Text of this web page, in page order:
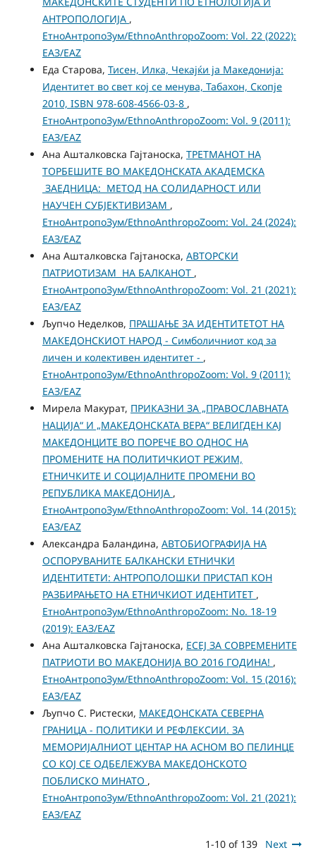
АНТРОПОЛОГИЈА ,
ЕтноАнтропоЗум/EthnoAnthropoZoom: Vol. 22 (2022):
ЕАЗ/EAZ
Еда Старова, Тисен, Илка, Чекајќи ја Македонија:
Идентитет во свет кој се менува, Табахон, Скопје
2010, ISBN 978-608-4566-03-8 ,
ЕтноАнтропоЗум/EthnoAnthropoZoom: Vol. 9 (2011):
ЕАЗ/EAZ
Ана Ашталковска Гајтаноска, ТРЕТМАНОТ НА
ТОРБЕШИТЕ ВО МАКЕДОНСКАТА АКАДЕМСКА
ЗАЕДНИЦА: МЕТОД НА СОЛИДАРНОСТ ИЛИ
НАУЧЕН СУБЈЕКТИВИЗАМ ,
ЕтноАнтропоЗум/EthnoAnthropoZoom: Vol. 24 (2024):
ЕАЗ/EAZ
Ана Ашталковска Гајтаноска, АВТОРСКИ
ПАТРИОТИЗАМ НА БАЛКАНОТ ,
ЕтноАнтропоЗум/EthnoAnthropoZoom: Vol. 21 (2021):
ЕАЗ/EAZ
Љупчо Неделков, ПРАШАЊЕ ЗА ИДЕНТИТЕТОТ НА
МАКЕДОНСКИОТ НАРОД - Симболичниот код за
личен и колективен идентитет - ,
ЕтноАнтропоЗум/EthnoAnthropoZoom: Vol. 9 (2011):
ЕАЗ/EAZ
Мирела Макурат, ПРИКАЗНИ ЗА „ПРАВОСЛАВНАТА
НАЦИЈА“ И „МАКЕДОНСКАТА ВЕРА“ ВЕЛИГДЕН КАЈ
МАКЕДОНЦИТЕ ВО ПОРЕЧЕ ВО ОДНОС НА
ПРОМЕНИТЕ НА ПОЛИТИЧКИОТ РЕЖИМ,
ЕТНИЧКИТЕ И СОЦИЈАЛНИТЕ ПРОМЕНИ ВО
РЕПУБЛИКА МАКЕДОНИЈА ,
ЕтноАнтропоЗум/EthnoAnthropoZoom: Vol. 14 (2015):
ЕАЗ/EAZ
Александра Баландина, АВТОБИОГРАФИЈА НА
ОСПОРУВАНИТЕ БАЛКАНСКИ ЕТНИЧКИ
ИДЕНТИТЕТИ: АНТРОПОЛОШКИ ПРИСТАП КОН
РАЗБИРАЊЕТО НА ЕТНИЧКИОТ ИДЕНТИТЕТ ,
ЕтноАнтропоЗум/EthnoAnthropoZoom: No. 18-19
(2019): ЕАЗ/EAZ
Ана Ашталковска Гаjтаноска, ЕСЕЈ ЗА СОВРЕМЕНИТЕ
ПАТРИОТИ ВО МАКЕДОНИЈА ВО 2016 ГОДИНА! ,
ЕтноАнтропоЗум/EthnoAnthropoZoom: Vol. 15 (2016):
ЕАЗ/EAZ
Љупчо С. Ристески, МAКЕДОНСКАТА СЕВЕРНА
ГРАНИЦА - ПОЛИТИКИ И РЕФЛЕКСИИ. ЗА
МЕМОРИЈАЛНИОТ ЦЕНТАР НА АСНОМ ВО ПЕЛИНЦЕ
СО КОЈ СЕ ОДБЕЛЕЖУВА МАКЕДОНСКОТО
ПОБЛИСКО МИНАТО ,
ЕтноАнтропоЗум/EthnoAnthropoZoom: Vol. 21 (2021):
ЕАЗ/EAZ
1-10 of 139 Next